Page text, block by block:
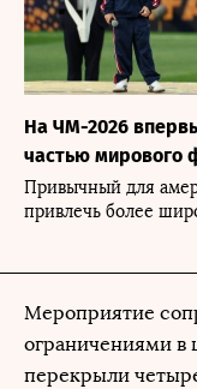
На ЧМ-2026
частью мирового
Привычный для
привлечь более
Мероприятие
ограничениями в
перекрыли